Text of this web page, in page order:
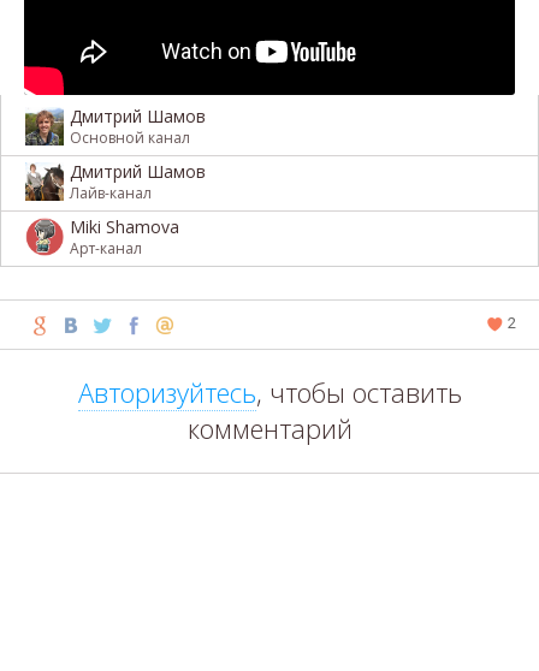
Дмитрий Шамов
Основной канал
Дмитрий Шамов
Лайв-канал
Miki Shamova
Арт-канал
2
Авторизуйтесь, чтобы оставить
комментарий